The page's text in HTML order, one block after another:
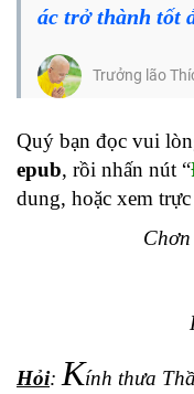
ác trở thành tốt
Trưởng lão
Quý bạn đọc vui
epub, rồi nhấn nút “
dung, hoặc xem
Hỏi: Kính thưa